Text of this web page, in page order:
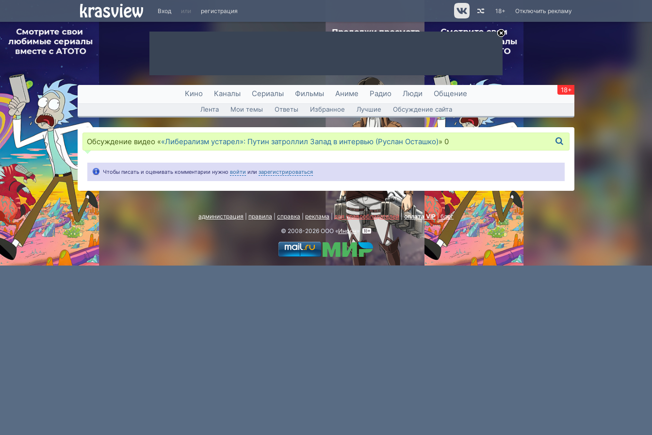
Вход или регистрация Отключить рекламу
18+
Кино Каналы Сериалы Фильмы Аниме Радио Люди Общение 18+
Лента Мои темы Ответы Избранное Лучшие Обсуждение сайта
Обсуждение видео ««Либерализм устарел»: Путин затроллил Запад в интервью (Руслан Осташко)» 0
Чтобы писать и оценивать комментарии нужно войти или зарегистрироваться
администрация правила справка реклама для правообладателей|оплата VIP|блог
© 2008-2026 ООО «Инфон»